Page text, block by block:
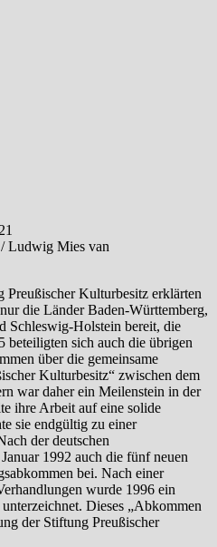
Ludwig Mies van
Kulturbesitz erklärten
die Länder Baden-Württemberg,
Schleswig-Holstein bereit, die
beteiligten sich auch die übrigen
über die gemeinsame
Kulturbesitz“ zwischen dem
war daher ein Meilenstein in der
ihre Arbeit auf eine solide
sie endgültig zu einer
der deutschen
1992 auch die fünf neuen
bei. Nach einer
wurde 1996 ein
Dieses „Abkommen
der Stiftung Preußischer